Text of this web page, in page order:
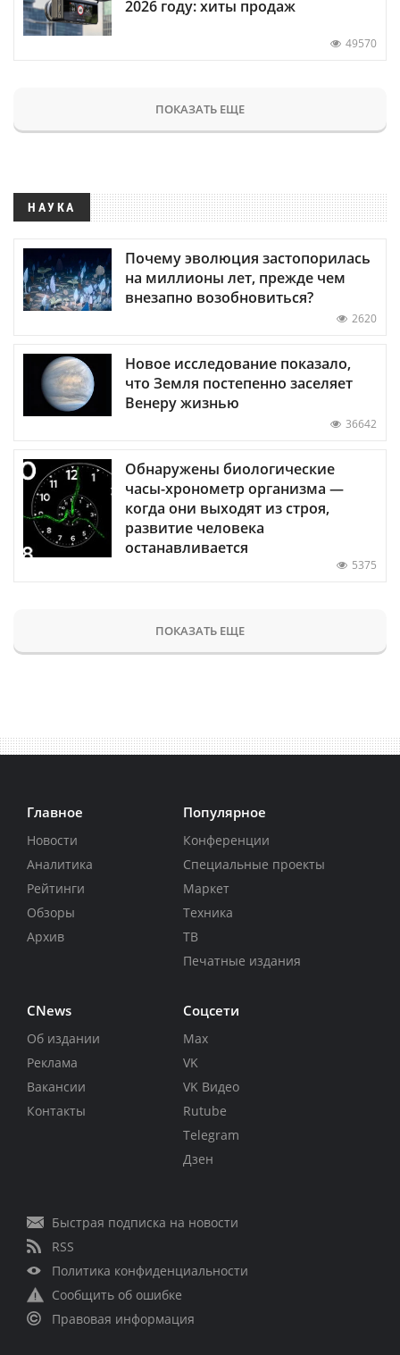
2026 году: хиты продаж
49570
ПОКАЗАТЬ ЕЩЕ
НАУКА
Почему эволюция застопорилась
на миллионы лет, прежде чем
внезапно возобновиться?
2620
Новое исследование показало,
что Земля постепенно заселяет
Венеру жизнью
36642
Обнаружены биологические
часы-хронометр организма —
когда они выходят из строя,
развитие человека
останавливается
5375
ПОКАЗАТЬ ЕЩЕ
Главное
Новости
Аналитика
Рейтинги
Обзоры
Архив
Популярное
Конференции
Специальные проекты
Маркет
Техника
ТВ
Печатные издания
CNews
Об издании
Реклама
Вакансии
Контакты
Соцсети
Max
VK
VK Видео
Rutube
Telegram
Дзен
Быстрая подписка на новости
RSS
Политика конфиденциальности
Сообщить об ошибке
Правовая информация